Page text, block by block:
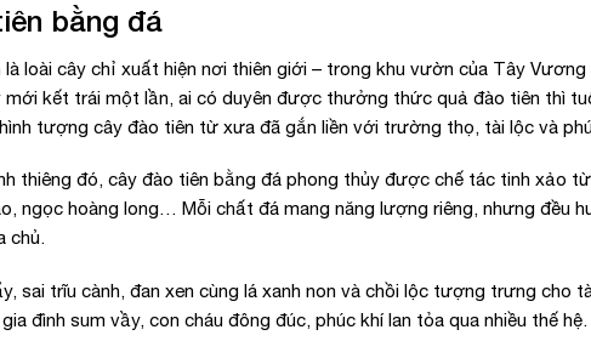
bằng đá
loài cây chỉ xuất hiện nơi thiên giới – trong khu vườn của Tây
mới kết trái một lần, ai có duyên được thưởng thức quả đào tiên thì
tượng cây đào tiên từ xưa đã gắn liền với trường thọ, tài lộc và
thiêng đó, cây đào tiên bằng đá phong thủy được chế tác tinh xảo
ngọc hoàng long… Mỗi chất đá mang năng lượng riêng, nhưng đều
chủ.
sai trĩu cành, đan xen cùng lá xanh non và chồi lộc tượng trưng cho
đình sum vầy, con cháu đông đúc, phúc khí lan tỏa qua nhiều thế hệ.